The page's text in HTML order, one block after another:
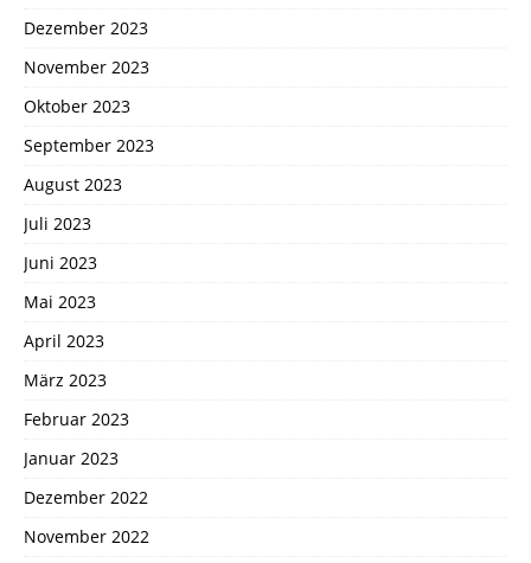
Dezember 2023
November 2023
Oktober 2023
September 2023
August 2023
Juli 2023
Juni 2023
Mai 2023
April 2023
März 2023
Februar 2023
Januar 2023
Dezember 2022
November 2022